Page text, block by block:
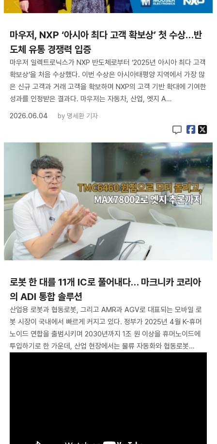
마우저, NXP ‘아시아 최다 고객 확보상’ 첫 수상…반
도체 유통 경쟁력 입증
마우저 일렉트로닉스가 NXP 반도체로부터 ‘2025년 아시아 최다 고객
확보상’을 처음 수상했다. 이번 수상은 아시아태평양 지역에서 가장 많
은 신규 고객과 거래 고객을 확보하며 NXP의 고객 기반 확대에 기여한
성과를 인정받은 결과다. 마우저는 자동차, 산업, 엣지 A…
2026.06.04
by 명세환 기자
로봇 한 대를 11개 IC로 풀어내다… 마크니카 코리아
의 ADI 통합 솔루션
산업용 로봇과 협동로봇, 그리고 AMR과 AGV로 대표되는 모바일 로
봇 시장이 국내에서 빠르게 커지고 있다. 정부가 2025년 4월 K-휴머
노이드 연합을 출범시키며 2030년까지 1조 원 이상을 휴머노이드에
투입하기로 한 가운데, 산업 현장에서는 물류 자동화와 협동로봇…